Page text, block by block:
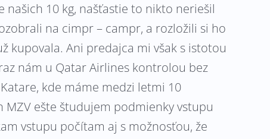
10 kg, našťastie to nikto neriešil
na cimpr – campr, a rozložili si ho
kupovala. Ani predajca mi však s istotou
nám u Qatar Airlines kontrolou bez
kde máme medzi letmi 10
MZV ešte študujem podmienky vstupu
vstupu počítam aj s možnosťou, že